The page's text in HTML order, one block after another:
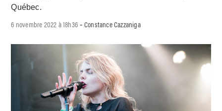
Québec.
6 novembre 2022 à 18h36 -Constance Cazzaniga